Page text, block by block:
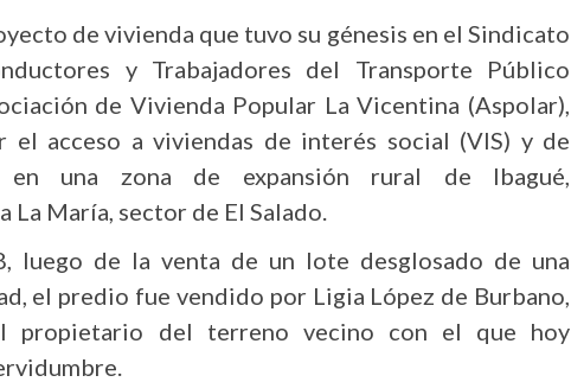
de vivienda que tuvo su génesis en el Sindicato
y Trabajadores del Transporte Público
de Vivienda Popular La Vicentina (Aspolar),
acceso a viviendas de interés social (VIS) y de
una zona de expansión rural de Ibagué,
La María, sector de El Salado.
luego de la venta de un lote desglosado de una
el predio fue vendido por Ligia López de Burbano,
propietario del terreno vecino con el que hoy